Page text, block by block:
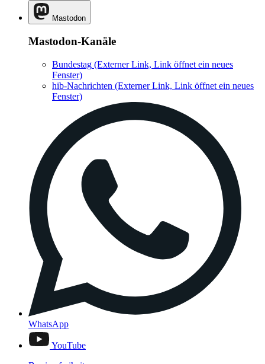
Mastodon
Mastodon-Kanäle
Bundestag (Externer Link, Link öffnet ein neues
Fenster)
hib-Nachrichten (Externer Link, Link öffnet ein neues
Fenster)
WhatsApp
YouTube